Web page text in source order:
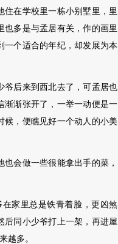
在学校里一栋小别墅里，里
多是与孟居有关，作的画里
一个适合的年纪，却发展为本
后来到西北去了，可孟居也
渐渐张开了，一举一动便是一
候，便瞧见好一个动人的小美
会做一些很能拿出手的菜，
家里总是铁青着脸，更凶煞
后同小少爷打上一架，再进屋
越多。